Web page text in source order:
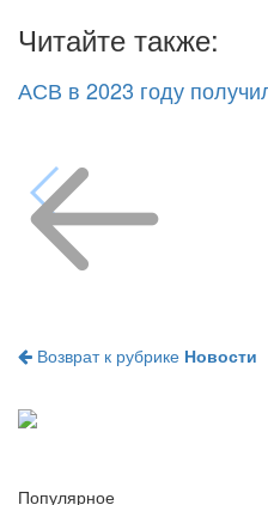
Читайте также:
АСВ в 2023 году
Возврат к рубрике Новости
Популярное